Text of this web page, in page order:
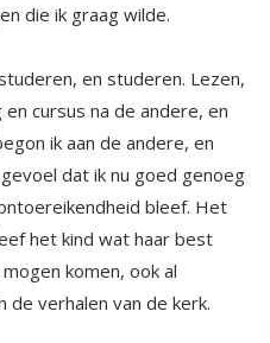
die ik graag wilde.
en studeren. Lezen,
en cursus na de andere, en
ik aan de andere, en
dat ik nu goed genoeg
bleef. Het
het kind wat haar best
te mogen komen, ook al
de verhalen van de kerk.